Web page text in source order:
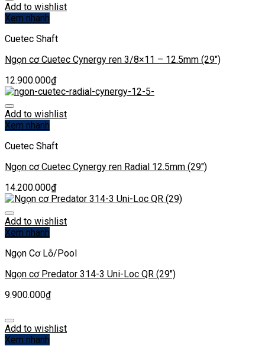
Add to wishlist
Xem nhanh
Cuetec Shaft
Ngọn cơ Cuetec Cynergy ren 3/8×11 – 12.5mm (29″)
12.900.000₫
Add to wishlist
Xem nhanh
Cuetec Shaft
Ngọn cơ Cuetec Cynergy ren Radial 12.5mm (29″)
14.200.000₫
Add to wishlist
Xem nhanh
Ngọn Cơ Lỗ/Pool
Ngọn cơ Predator 314-3 Uni-Loc QR (29″)
9.900.000₫
Add to wishlist
Xem nhanh